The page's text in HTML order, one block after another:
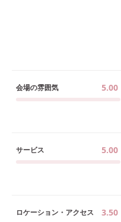
会場の雰囲気 5.00
サービス 5.00
ロケーション・アクセス 3.50